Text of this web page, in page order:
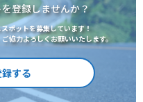
登録しませんか？
ポットを募集しています！
協力よろしくお願いいたします。
する